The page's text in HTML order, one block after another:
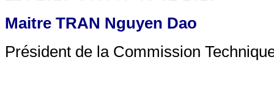
Maitre TRAN Nguyen Dao
Président de la Commission